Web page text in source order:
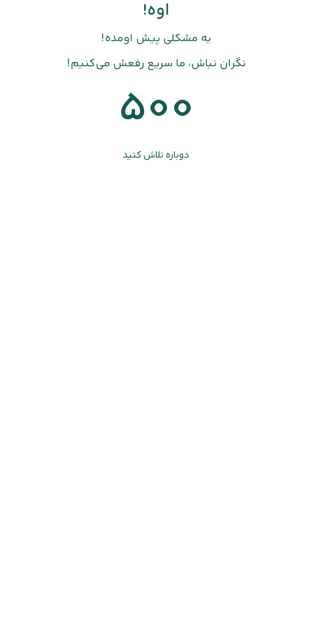
اوه!
یه مشکلی پیش اومده!
نگران نباش، ما سریع رفعش می‌کنیم!
500
دوباره تلاش کنید